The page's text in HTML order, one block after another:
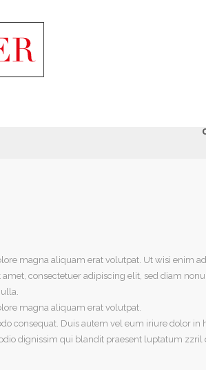
magna aliquam erat volutpat. Ut wisi enim
consectetuer adipiscing elit, sed diam
magna aliquam erat volutpat.
consequat. Duis autem vel eum iriure dolor in
dignissim qui blandit praesent luptatum zzril